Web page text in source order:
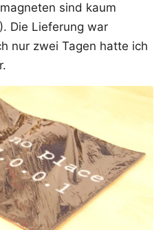
sind kaum
Die Lieferung war
nur zwei Tagen hatte ich